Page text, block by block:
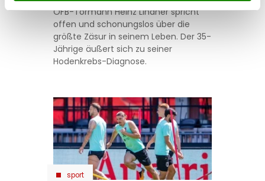
ÖFB-Tormann Heinz Lindner spricht
offen und schonungslos über die
größte Zäsur in seinem Leben. Der 35-
Jährige äußert sich zu seiner
Hodenkrebs-Diagnose.
sport